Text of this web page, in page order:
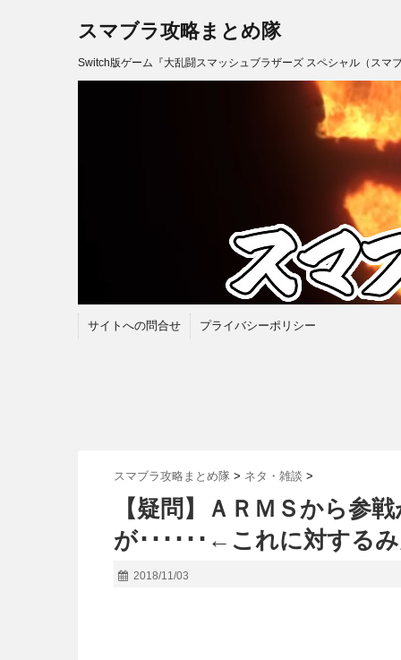
スマブラ攻略まとめ隊
Switch版ゲーム『大乱闘スマッシュブラザーズ スペシャル（スマ
サイトへの問合せ プライバシーポリシー
スマブラ攻略まとめ隊 > ネタ・雑談 >
【疑問】ＡＲＭＳから参
が･･････←これに対する
2018/11/03